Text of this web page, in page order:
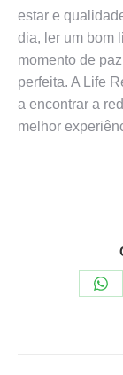
estar e
dia, ler um bom
momento de
perfeita. A Life
a encontrar a
melhor